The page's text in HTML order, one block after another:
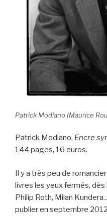
Patrick Modiano (Maurice
Patrick Modiano, Encre
144 pages, 16 euros.
Il y a très peu de
livres les yeux fermés, dès
Philip Roth, Milan
publier en septembre